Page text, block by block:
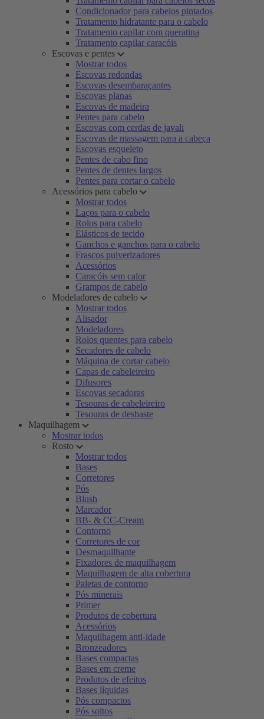
Condicionador para cabelos pintados
Tratamento hidratante para o cabelo
Tratamento capilar com queratina
Tratamento capilar caracóis
Escovas e pentes
Mostrar todos
Escovas redondas
Escovas desembaraçantes
Escovas planas
Escovas de madeira
Pentes para cabelo
Escovas com cerdas de javali
Escovas de massagem para a cabeça
Escovas esqueleto
Pentes de cabo fino
Pentes de dentes largos
Pentes para cortar o cabelo
Acessórios para cabelo
Mostrar todos
Laços para o cabelo
Rolos para cabelo
Elásticos de tecido
Ganchos e ganchos para o cabelo
Frascos pulverizadores
Acessórios
Caracóis sem calor
Grampos de cabelo
Modeladores de cabelo
Mostrar todos
Alisador
Modeladores
Rolos quentes para cabelo
Secadores de cabelo
Máquina de cortar cabelo
Capas de cabeleireiro
Difusores
Escovas secadoras
Tesouras de cabeleireiro
Tesouras de desbaste
Maquilhagem
Mostrar todos
Rosto
Mostrar todos
Bases
Corretores
Pós
Blush
Marcador
BB- & CC-Cream
Contorno
Corretores de cor
Desmaquilhante
Fixadores de maquilhagem
Maquilhagem de alta cobertura
Paletas de contorno
Pós minerais
Primer
Produtos de cobertura
Acessórios
Maquilhagem anti-idade
Bronzeadores
Bases compactas
Bases em creme
Produtos de efeitos
Bases líquidas
Pós compactos
Pós soltos